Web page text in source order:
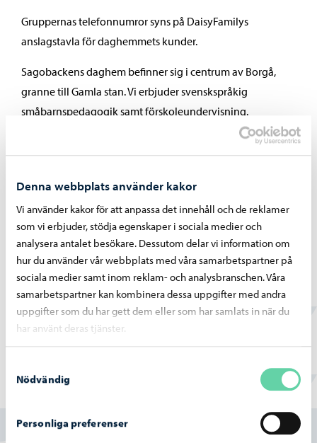
Denna webbplats använder kakor
Vi använder kakor för att anpassa det innehåll och de reklamer
som vi erbjuder, stödja egenskaper i sociala medier och
analysera antalet besökare. Dessutom delar vi information om
hur du använder vår webbplats med våra samarbetspartner på
sociala medier samt inom reklam- och analysbranschen. Våra
samarbetspartner kan kombinera dessa uppgifter med andra
uppgifter som du har gett dem eller som har samlats in när du
har använt deras tjänster.
Nödvändig
Personliga preferenser
Gruppernas telefonnumror syns på DaisyFamilys
anslagstavla för daghemmets kunder.
Sagobackens daghem befinner sig i centrum av Borgå,
granne till Gamla stan. Vi erbjuder svenskspråkig
småbarnspedagogik samt förskoleundervisning.
Tre förskolegrupper finns placerade i Kvarnbackens
Vi har mångsidiga möjligheter att delta i
kulturevenemang och göra skogsutfärder, besöka parker
och biblioteket. Allt finns på gångavstånd.
Vi har en kunnig personal, som finns nära för barnen och
uppmuntrar dem att utvecklas och lära sig. Då vi planerar
vår verksamhet, lämnar vi rum för barnens önskemål och
tankar.